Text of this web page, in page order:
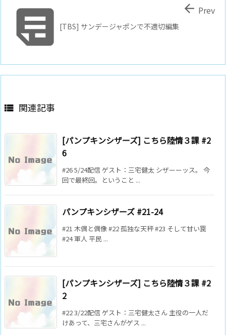
[TBS] サンデージャポンで不適切編集
 Prev
 関連記事
[パンプキンシザーズ] こちら陸情３課 #2
6
#26 5/24配信 ゲスト：三宅健太 シザーーッス。 今
回で最終回。ということ ...
パンプキンシザーズ #21-24
#21 木偶と偶像 #22 孤独な天秤 #23 そして甘い罠
#24 軍人 平民 ...
[パンプキンシザーズ] こちら陸情３課 #2
2
#22 3/22配信 ゲスト：三宅健太さん 主役の一人だ
けあって、三宅さんがゲス ...